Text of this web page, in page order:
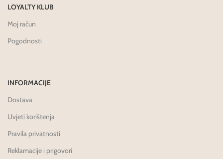
LOYALTY KLUB
Moj račun
Pogodnosti
INFORMACIJE
Dostava
Uvjeti korištenja
Pravila privatnosti
Reklamacije i prigovori